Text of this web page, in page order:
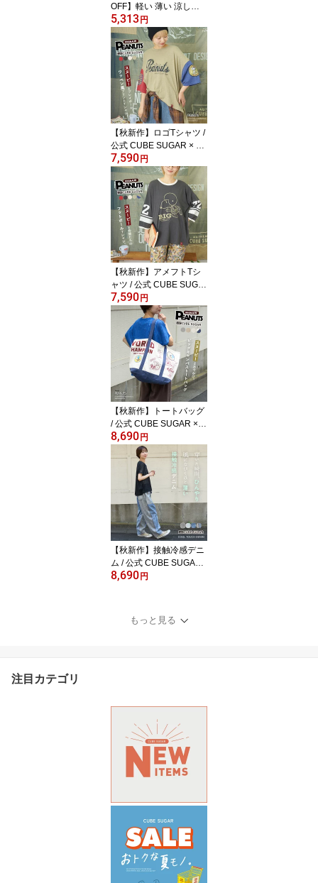
OFF】軽い 薄い 涼しい
パンツ / cube sugar evo.
(キューブシュガーエボ)
エアリーバルーンパンツ
(3色): アメカジ レディー
ス ボトムス パンツ イー
ジーパンツ ウエストゴム
無地 涼しい シンプル カ
ジュアル
5,313 円
【秋新作】ロゴTシャツ /
公式 CUBE SUGAR × PE
ANUTS ( ピーナッツ ) 3
2/-スラブ天竺 配色 ワイ
ド Tシャツ (4色): レディ
ース トップス カットソ
ー キャラクター オーバ
ーサイズ スヌーピー ア
メカジ カジュアル キュ
ーブシュガー
7,590 円
【秋新作】アメフトTシ
ャツ / 公式 CUBE SUGA
R × PEANUTS ( ピーナ
ッツ ) 32/-スラブ天竺 ラ
イン入り 7分袖 プルオー
バー Tシャツ (5色): レデ
ィース トップス カット
ソー キャラクター オー
バーサイズ スヌーピー
アメカジ カジュアル キ
ューブシュガー
7,590 円
【秋新作】トートバッグ
/ 公式 CUBE SUGAR × P
EANUTS ( ピーナッツ )
キャンバス ビッグ トー
トバッグ (4色): アメカジ
レディース 鞄 バッグ か
ばん 帆布 ロゴプリント
スヌーピー 大きめ 綿 通
勤 通学 カジュアル ナチ
ュラル キューブシュガー
8,690 円
【秋新作】接触冷感デニ
ム / 公式 CUBE SUGAR
4.5オンス 接触冷感 デニ
トムス パンツ デニム 涼
しいパンツ 薄手 ウエス
8,690 円
もっと見る
注目カテゴリ